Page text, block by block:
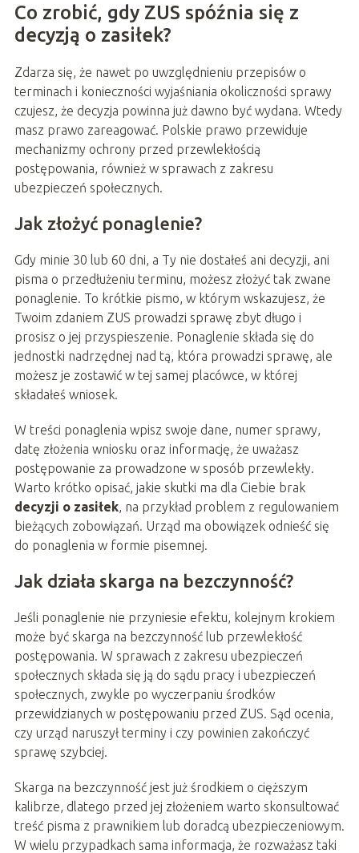
Co zrobić, gdy ZUS spóźnia się z
decyzją o zasiłek?
Zdarza się, że nawet po uwzględnieniu przepisów o
terminach i konieczności wyjaśniania okoliczności sprawy
czujesz, że decyzja powinna już dawno być wydana. Wtedy
masz prawo zareagować. Polskie prawo przewiduje
mechanizmy ochrony przed przewlekłością
postępowania, również w sprawach z zakresu
ubezpieczeń społecznych.
Jak złożyć ponaglenie?
Gdy minie 30 lub 60 dni, a Ty nie dostałeś ani decyzji, ani
pisma o przedłużeniu terminu, możesz złożyć tak zwane
ponaglenie. To krótkie pismo, w którym wskazujesz, że
Twoim zdaniem ZUS prowadzi sprawę zbyt długo i
prosisz o jej przyspieszenie. Ponaglenie składa się do
jednostki nadrzędnej nad tą, która prowadzi sprawę, ale
możesz je zostawić w tej samej placówce, w której
składałeś wniosek.
W treści ponaglenia wpisz swoje dane, numer sprawy,
datę złożenia wniosku oraz informację, że uważasz
postępowanie za prowadzone w sposób przewlekły.
Warto krótko opisać, jakie skutki ma dla Ciebie brak
decyzji o zasiłek, na przykład problem z regulowaniem
bieżących zobowiązań. Urząd ma obowiązek odnieść się
do ponaglenia w formie pisemnej.
Jak działa skarga na bezczynność?
Jeśli ponaglenie nie przyniesie efektu, kolejnym krokiem
może być skarga na bezczynność lub przewlekłość
postępowania. W sprawach z zakresu ubezpieczeń
społecznych składa się ją do sądu pracy i ubezpieczeń
społecznych, zwykle po wyczerpaniu środków
przewidzianych w postępowaniu przed ZUS. Sąd ocenia,
czy urząd naruszył terminy i czy powinien zakończyć
sprawę szybciej.
Skarga na bezczynność jest już środkiem o cięższym
kalibrze, dlatego przed jej złożeniem warto skonsultować
treść pisma z prawnikiem lub doradcą ubezpieczeniowym.
W wielu przypadkach sama informacja, że rozważasz taki